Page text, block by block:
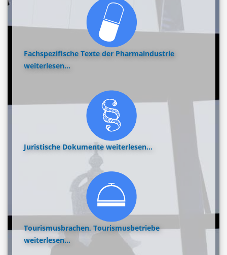
Fachspezifische Texte der Pharmaindustrie
weiterlesen...
Juristische Dokumente weiterlesen...
Tourismusbrachen, Tourismusbetriebe
weiterlesen...